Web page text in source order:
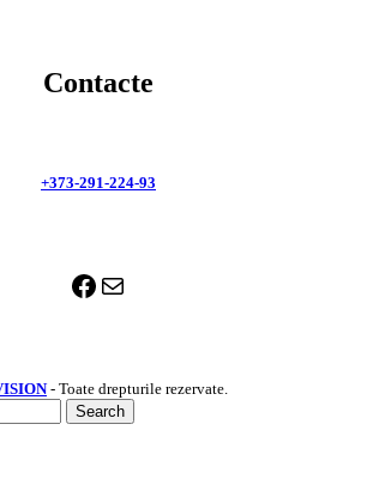
Contacte
+373-291-224-93
Facebook
Почта
- Toate drepturile rezervate.
Search